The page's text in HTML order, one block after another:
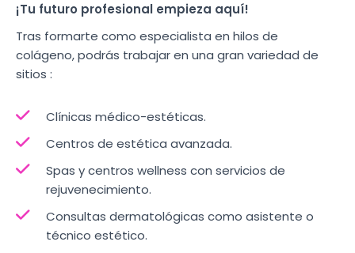
¡Tu futuro profesional empieza aquí!
Tras formarte como especialista en hilos de
colágeno, podrás trabajar en una gran variedad de
sitios :
Clínicas médico-estéticas.
Centros de estética avanzada.
Spas y centros wellness con servicios de
rejuvenecimiento.
Consultas dermatológicas como asistente o
técnico estético.